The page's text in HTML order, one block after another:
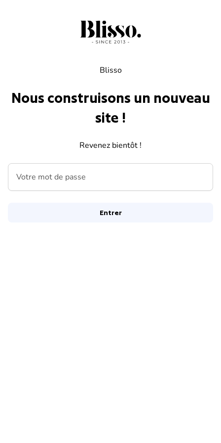
Blisso
Nous construisons un nouveau
site !
Revenez bientôt !
Votre mot de passe
Entrer